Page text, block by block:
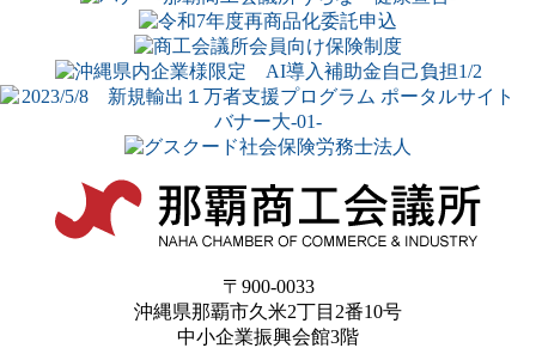
〒900-0033
沖縄県那覇市久米2丁目2番10号
中小企業振興会館3階